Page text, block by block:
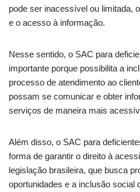
pode ser inacessível ou limitada,
e o acesso à informação.
Nesse sentido, o SAC para
importante porque possibilita a
processo de atendimento ao
possam se comunicar e obter
serviços de maneira mais
Além disso, o SAC para
forma de garantir o direito à
legislação brasileira, que busca
oportunidades e a inclusão social